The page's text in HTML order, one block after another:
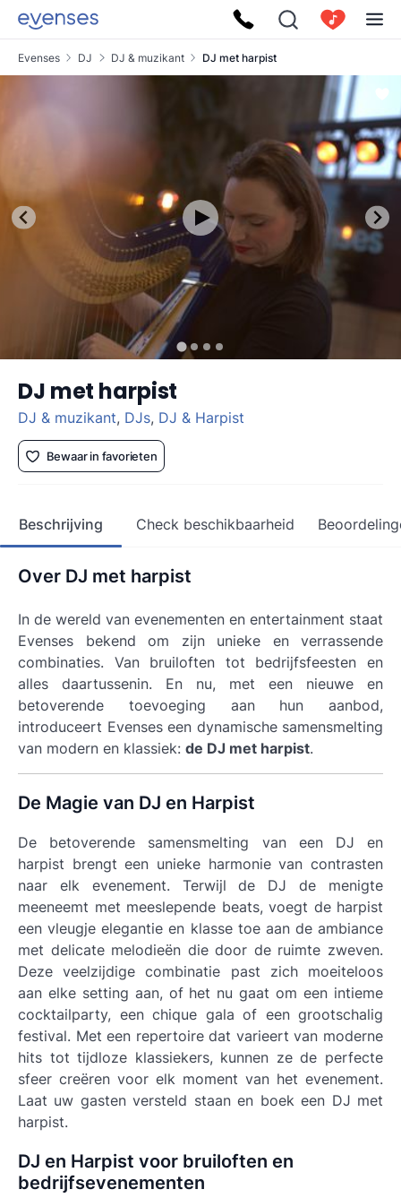
Evenses DJ DJ & muzikant DJ met harpist
DJ met harpist
DJ & muzikant, DJs, DJ & Harpist
Bewaar in favorieten
Beschrijving Check beschikbaarheid
Over DJ met harpist
In de wereld van evenementen en entertainment staat
Evenses bekend om zijn unieke en verrassende
combinaties. Van bruiloften tot bedrijfsfeesten en
alles daartussenin. En nu, met een nieuwe en
betoverende toevoeging aan hun aanbod,
introduceert Evenses een dynamische samensmelting
van modern en klassiek: de DJ met harpist.
De Magie van DJ en Harpist
De betoverende samensmelting van een DJ en
harpist brengt een unieke harmonie van contrasten
naar elk evenement. Terwijl de DJ de menigte
meeneemt met meeslepende beats, voegt de harpist
een vleugje elegantie en klasse toe aan de ambiance
met delicate melodieën die door de ruimte zweven.
Deze veelzijdige combinatie past zich moeiteloos
aan elke setting aan, of het nu gaat om een intieme
cocktailparty, een chique gala of een grootschalig
festival. Met een repertoire dat varieert van moderne
hits tot tijdloze klassiekers, kunnen ze de perfecte
sfeer creëren voor elk moment van het evenement.
Laat uw gasten versteld staan en boek een DJ met
harpist.
DJ en Harpist voor bruiloften en
bedrijfsevenementen